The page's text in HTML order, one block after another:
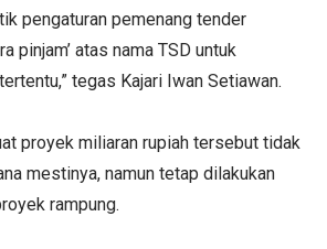
pengaturan pemenang tender
pinjam’ atas nama TSD untuk
tegas Kajari Iwan Setiawan.
proyek miliaran rupiah tersebut tidak
mestinya, namun tetap dilakukan
rampung.